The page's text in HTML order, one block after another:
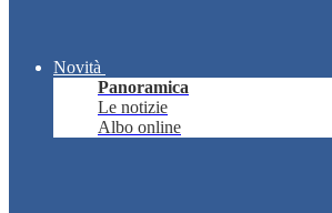
Novità
Panoramica
Le notizie
Albo online